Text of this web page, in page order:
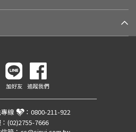
加好友 追蹤我們
線 ： 0800-211-922
(02)2755-7666